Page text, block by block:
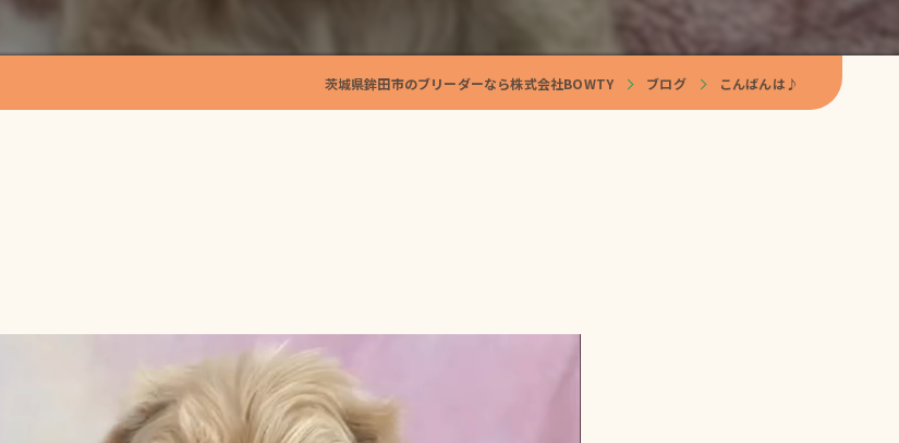
茨城県鉾田市のブリーダーなら株式会社BOWTY ブログ こんばんは♪